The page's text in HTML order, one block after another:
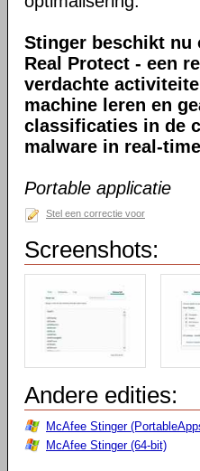
Stinger beschikt nu
Real Protect - een
verdachte
machine leren en
classificaties in de
malware in real-
Portable applicatie
Stel een correctie voor
Screenshots:
Andere edities:
McAfee Stinger
McAfee Stinger (64-bit)